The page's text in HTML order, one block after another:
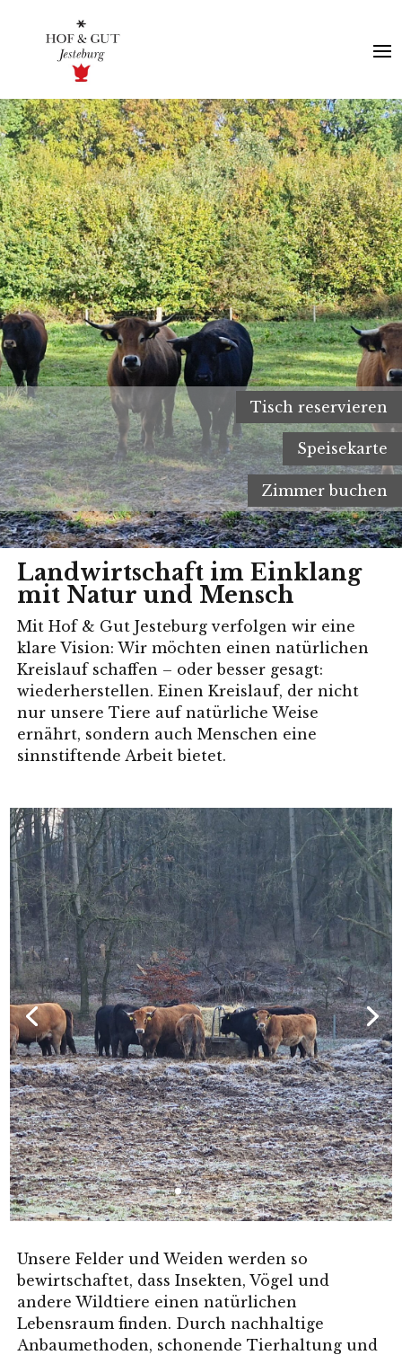
Tisch reservieren
Speisekarte
Zimmer buchen
Landwirtschaft im Einklang
mit Natur und Mensch
Mit Hof & Gut Jesteburg verfolgen wir eine
klare Vision: Wir möchten einen natürlichen
Kreislauf schaffen – oder besser gesagt:
wiederherstellen. Einen Kreislauf, der nicht
nur unsere Tiere auf natürliche Weise
ernährt, sondern auch Menschen eine
sinnstiftende Arbeit bietet.
Unsere Felder und Weiden werden so
bewirtschaftet, dass Insekten, Vögel und
andere Wildtiere einen natürlichen
Lebensraum finden. Durch nachhaltige
Anbaumethoden, schonende Tierhaltung und